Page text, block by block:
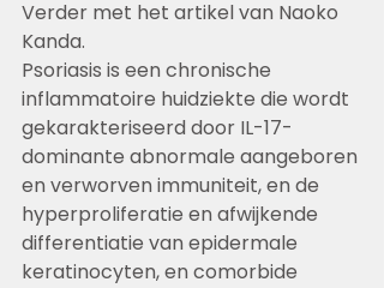
Verder met het artikel van Naoko
Kanda.
Psoriasis is een chronische
inflammatoire huidziekte die wordt
gekarakteriseerd door IL-17-
dominante abnormale aangeboren
en verworven immuniteit, en de
hyperproliferatie en afwijkende
differentiatie van epidermale
keratinocyten, en comorbide